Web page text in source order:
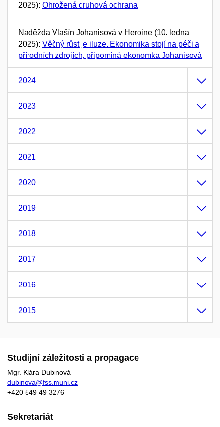
2025): Ohrožená druhová ochrana​
Naděžda Vlašín Johanisová v Heroine (10. ledna
2025): Věčný růst je iluze. Ekonomika stojí na péči a
přírodních zdrojích, připomíná ekonomka Johanisová
2024
2023
2022
2021
2020
2019
2018
2017
2016
2015
Studijní záležitosti a propagace
Mgr. Klára Dubinová
dubinova@fss.muni.cz
+420 549 49 3276
Sekretariát